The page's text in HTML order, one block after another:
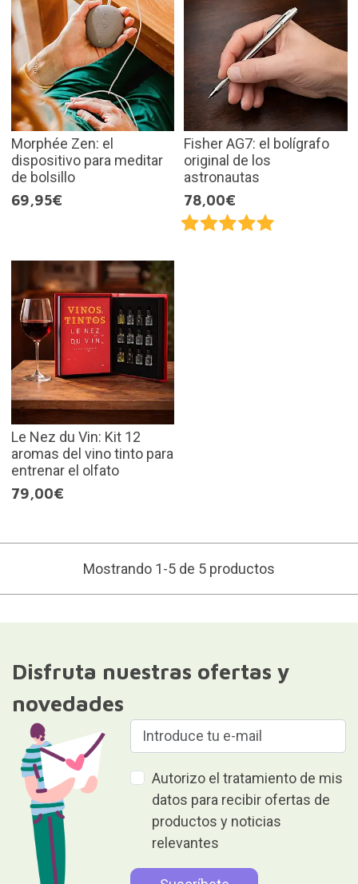
Morphée Zen: el
dispositivo para meditar
de bolsillo
69,95€
Fisher AG7: el bolígrafo
original de los
astronautas
78,00€
Le Nez du Vin: Kit 12
aromas del vino tinto para
entrenar el olfato
79,00€
Mostrando 1-5 de 5 productos
Disfruta nuestras ofertas y
novedades
Autorizo el tratamiento de mis
datos para recibir ofertas de
productos y noticias
relevantes